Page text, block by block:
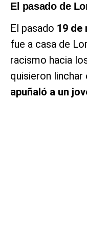
El pasado de
El pasado 19 de
fue a casa de
racismo hacia
quisieron linchar
apuñaló a un